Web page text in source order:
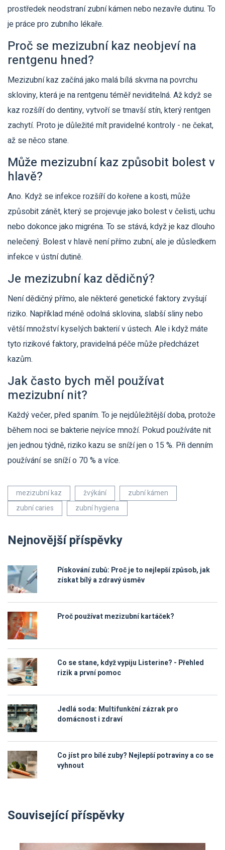
prostředek neodstraní zubní kámen nebo nezavře dutinu. To
je práce pro zubního lékaře.
Proč se mezizubní kaz neobjeví na
rentgenu hned?
Mezizubní kaz začíná jako malá bílá skvrna na povrchu
skloviny, která je na rentgenu téměř neviditelná. Až když se
kaz rozšíří do dentiny, vytvoří se tmavší stín, který rentgen
zachytí. Proto je důležité mít pravidelné kontroly - ne čekat,
až se něco stane.
Může mezizubní kaz způsobit bolest v
hlavě?
Ano. Když se infekce rozšíří do kořene a kosti, může
způsobit zánět, který se projevuje jako bolest v čelisti, uchu
nebo dokonce jako migréna. To se stává, když je kaz dlouho
nelečený. Bolest v hlavě není přímo zubní, ale je důsledkem
infekce v ústní dutině.
Je mezizubní kaz dědičný?
Není dědičný přímo, ale některé genetické faktory zvyšují
riziko. Například méně odolná sklovina, slabší sliny nebo
větší množství kyselých bakterií v ústech. Ale i když máte
tyto rizikové faktory, pravidelná péče může předcházet
kazům.
Jak často bych měl používat
mezizubní nit?
Každý večer, před spaním. To je nejdůležitější doba, protože
během noci se bakterie nejvíce množí. Pokud používáte nit
jen jednou týdně, riziko kazu se sníží jen o 15 %. Při denním
používání se sníží o 70 % a více.
mezizubní kaz žvýkání
zubní kámen
zubní caries
zubní hygiena
Nejnovější příspěvky
Pískování zubů: Proč je to nejlepší způsob, jak
získat bílý a zdravý úsměv
Proč používat mezizubní kartáček?
Co se stane, když vypiju Listerine? - Přehled
rizik a první pomoc
Jedlá soda: Multifunkční zázrak pro
domácnost i zdraví
Co jíst pro bílé zuby? Nejlepší potraviny a co se
vyhnout
Související příspěvky